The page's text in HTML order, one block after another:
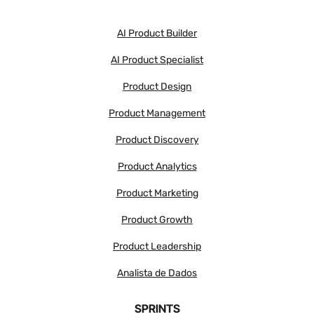
AI Product Builder
AI Product Specialist
Product Design
Product Management
Product Discovery
Product Analytics
Product Marketing
Product Growth
Product Leadership
Analista de Dados
SPRINTS